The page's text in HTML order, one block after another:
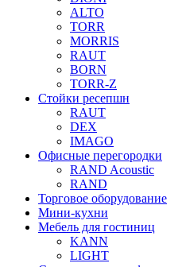
ALTO
TORR
MORRIS
RAUT
BORN
TORR-Z
Стойки ресепшн
RAUT
DEX
IMAGO
Офисные перегородки
RAND Acoustic
RAND
Торговое оборудование
Мини-кухни
Мебель для гостиниц
KANN
LIGHT